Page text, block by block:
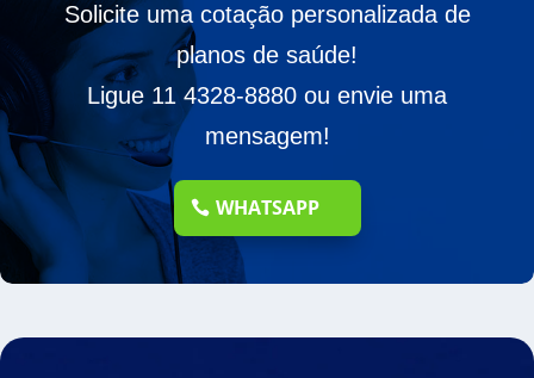
Solicite uma cotação personalizada de
planos de saúde!
Ligue 11 4328-8880 ou envie uma
mensagem!
WHATSAPP